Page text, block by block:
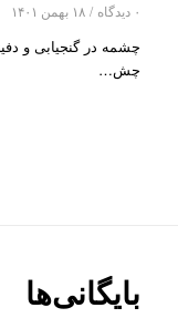
۰ دیدگاه / ۱۸ بهمن ۱۴۰۱
چشمه در گنجیابی و
چش…
بایگانی‌ها